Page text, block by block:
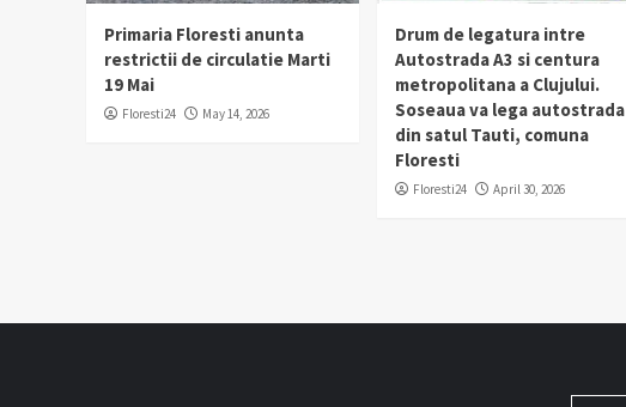
Primaria Floresti anunta
restrictii de circulatie Marti
19 Mai
Floresti24 May 14, 2026
Drum de legatura intre
Autostrada A3 si centura
metropolitana a Clujului.
Soseaua va lega autostrada
din satul Tauti, comuna
Floresti
Floresti24 April 30, 2026